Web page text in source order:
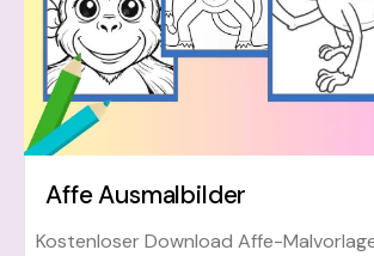
Affe Ausmalbilder
Kostenloser Download Affe-